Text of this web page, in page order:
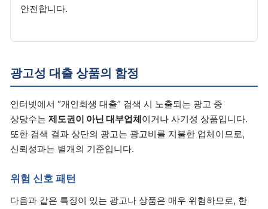
안전합니다.
광고성 대출 상품의 함정
인터넷에서 “개인회생 대출” 검색 시 노출되는 광고 중
상당수는 제도권이 아닌 대부업체이거나 사기성 상품입니다.
또한 검색 결과 상단의 광고는 광고비를 지불한 업체이므로,
신뢰성과는 별개의 기준입니다.
위험 신호 패턴
다음과 같은 특징이 있는 광고나 상품은 매우 위험하므로, 한